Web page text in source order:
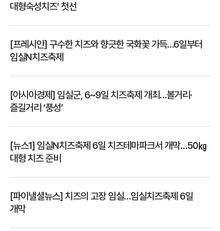
대형숙성치즈’ 첫선
[프레시안] 구수한 치즈와 향긋한 국화꽃 가득…6일부터
임실N치즈축제
[아시아경제] 임실군, 6~9일 치즈축제 개최…볼거리·
즐길거리 ‘풍성’
[뉴스1] 임실N치즈축제 6일 치즈테마파크서 개막…50㎏
대형 치즈 준비
[파이낼셜뉴스] 치즈의 고장 임실…임실치즈축제 6일
개막